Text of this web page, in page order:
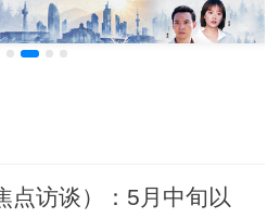
点访谈）：5月中旬以